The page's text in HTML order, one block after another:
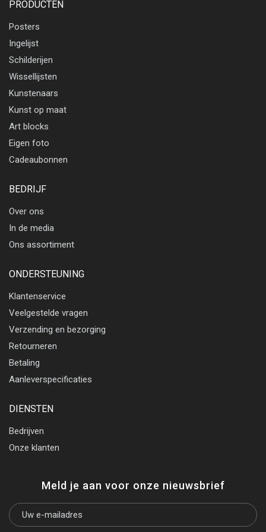
PRODUCTEN
Posters
Ingelijst
Schilderijen
Wissellijsten
Kunstenaars
Kunst op maat
Art blocks
Eigen foto
Cadeaubonnen
BEDRIJF
Over ons
In de media
Ons assortiment
ONDERSTEUNING
Klantenservice
Veelgestelde vragen
Verzending en bezorging
Retourneren
Betaling
Aanleverspecificaties
DIENSTEN
Bedrijven
Onze klanten
Meld je aan voor onze nieuwsbrief